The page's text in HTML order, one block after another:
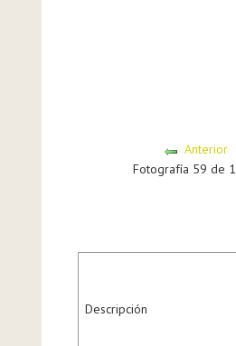
Anterior
Fotografía 59 de
Descripción